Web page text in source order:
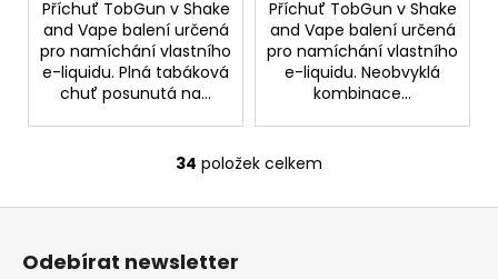
Příchuť TobGun v Shake
and Vape balení určená
pro namíchání vlastního
e-liquidu. Plná tabáková
chuť posunutá na...
Příchuť TobGun v Shake
and Vape balení určená
pro namíchání vlastního
e-liquidu. Neobvyklá
kombinace...
O
v
34 položek celkem
Z
Odebírat newsletter